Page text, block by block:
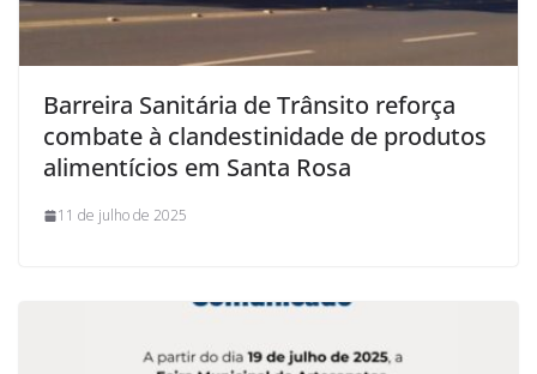
Barreira Sanitária de Trânsito reforça
combate à clandestinidade de produtos
alimentícios em Santa Rosa
11 de julho de 2025